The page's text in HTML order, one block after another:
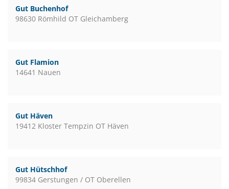
Gut Buchenhof
98630 Römhild OT Gleichamberg
Gut Flamion
14641 Nauen
Gut Häven
19412 Kloster Tempzin OT Häven
Gut Hütschhof
99834 Gerstungen / OT Oberellen